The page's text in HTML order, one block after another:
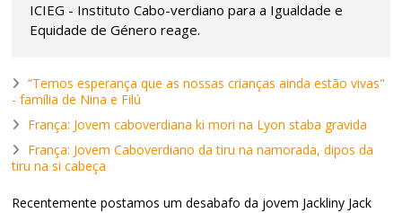
ICIEG - Instituto Cabo-verdiano para a Igualdade e
Equidade de Género reage.
“Temos esperança que as nossas crianças ainda estão vivas"
- família de Nina e Filú
França: Jovem caboverdiana ki mori na Lyon staba gravida
França: Jovem Caboverdiano da tiru na namorada, dipos da
tiru na si cabeça
Recentemente postamos um desabafo da jovem Jackliny Jack